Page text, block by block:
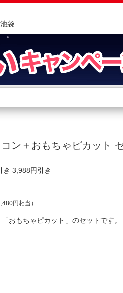
袋
す
ン＋おもちゃピカット
き 3,988円引き
円相当）
「おもちゃピカット」のセットで